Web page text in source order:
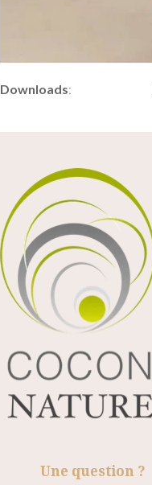
Downloads:
Une question ?